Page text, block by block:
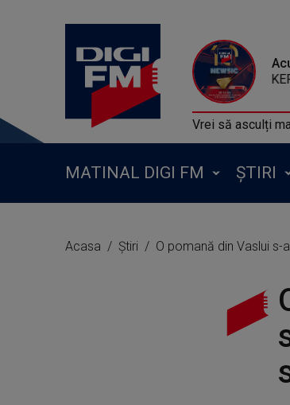
ALAN
Vrei să asculți
MATINAL DIGI FM ȘTIRI
Acasa Știri O pomană din Vaslui